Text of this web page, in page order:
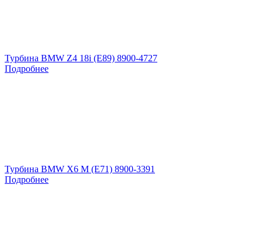
Турбина BMW Z4 18i (E89) 8900-4727
Подробнее
Турбина BMW X6 M (E71) 8900-3391
Подробнее